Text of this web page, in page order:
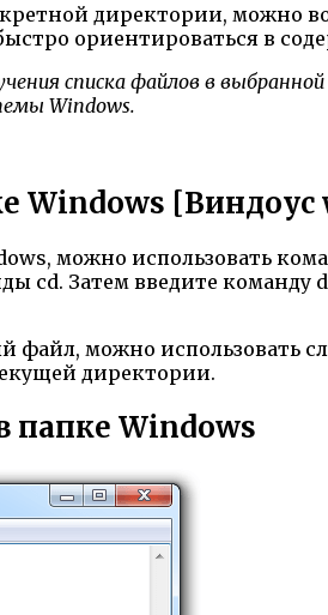
директории, можно
ориентироваться в
списка файлов в
Windows.
Windows [Виндоус
можно использовать
cd. Затем введите команду
файл, можно использовать
директории.
папке Windows